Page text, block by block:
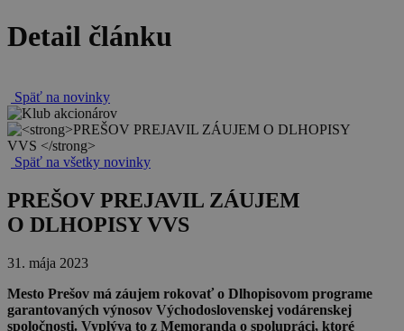
Detail článku
Späť na novinky
Späť na všetky novinky
PREŠOV PREJAVIL ZÁUJEM
O DLHOPISY VVS
31. mája 2023
Mesto Prešov má záujem rokovať o Dlhopisovom programe
garantovaných výnosov Východoslovenskej vodárenskej
spoločnosti. Vyplýva to z Memoranda o spolupráci, ktoré